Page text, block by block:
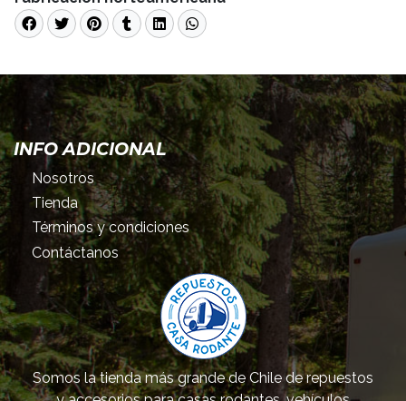
INFO ADICIONAL
Nosotros
Tienda
Términos y condiciones
Contáctanos
Somos la tienda más grande de Chile de repuestos